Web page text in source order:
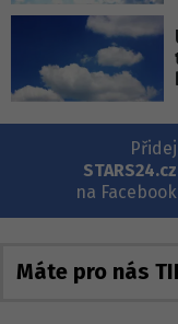
Přidej
STARS24.cz
na Facebook
Máte pro nás